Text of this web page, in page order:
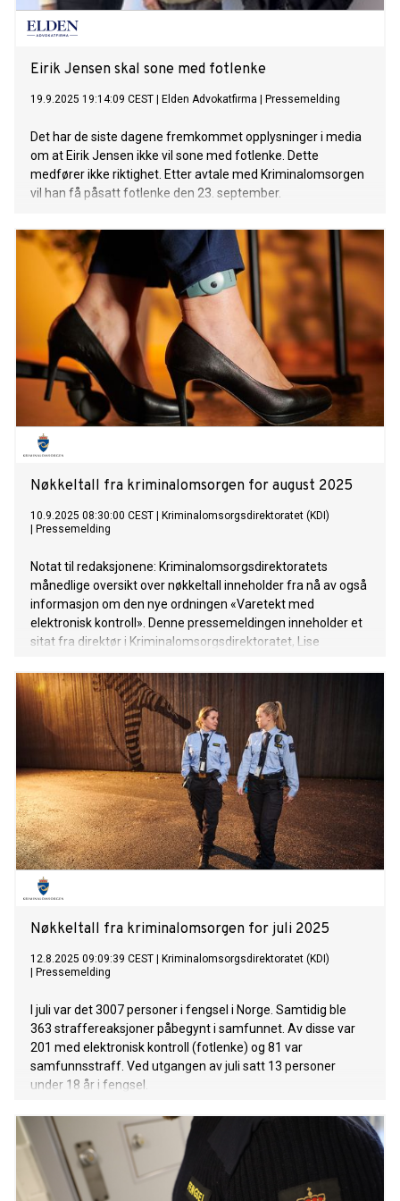
Eirik Jensen skal sone med fotlenke
19.9.2025 19:14:09 CEST Elden Advokatfirma Pressemelding
Det har de siste dagene fremkommet opplysninger i media
om at Eirik Jensen ikke vil sone med fotlenke. Dette
medfører ikke riktighet. Etter avtale med Kriminalomsorgen
vil han få påsatt fotlenke den 23. september.
Nøkkeltall fra kriminalomsorgen for august 2025
10.9.2025 08:30:00 CEST
Kriminalomsorgsdirektoratet (KDI)
Pressemelding
Notat til redaksjonene: Kriminalomsorgsdirektoratets
månedlige oversikt over nøkkeltall inneholder fra nå av også
informasjon om den nye ordningen «Varetekt med
elektronisk kontroll». Denne pressemeldingen inneholder et
sitat fra direktør i Kriminalomsorgsdirektoratet, Lise
fengsel i Norge. Samtidig ble 603 straffereaksjoner
påbegynt i samfunnet. Av disse var 295 med elektronisk
kontroll (fotlenke) og 182 var samfunnsstraff. Ved
utgangen av august satt 11 personer under 18 år i fengsel.
Nøkkeltall fra kriminalomsorgen for juli 2025
12.8.2025 09:09:39 CEST
Kriminalomsorgsdirektoratet (KDI)
Pressemelding
I juli var det 3007 personer i fengsel i Norge. Samtidig ble
363 straffereaksjoner påbegynt i samfunnet. Av disse var
201 med elektronisk kontroll (fotlenke) og 81 var
samfunnsstraff. Ved utgangen av juli satt 13 personer
under 18 år i fengsel.